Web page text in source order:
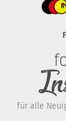
für alle